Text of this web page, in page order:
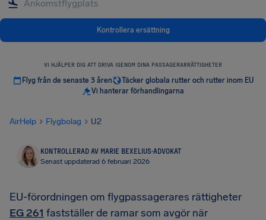
Kontrollera ersättning
VI HJÄLPER DIG ATT DRIVA IGENOM DINA PASSAGERARRÄTTIGHETER
Flyg från de senaste 3 åren
Täcker globala rutter och rutter inom EU
Vi hanterar förhandlingarna
AirHelp Flygbolag U2
KONTROLLERAD AV MARIE BEXELIUS·ADVOKAT
Senast uppdaterad 6 februari 2026
EU-förordningen om flygpassagerares rättigheter
EG 261 fastställer de ramar som avgör när